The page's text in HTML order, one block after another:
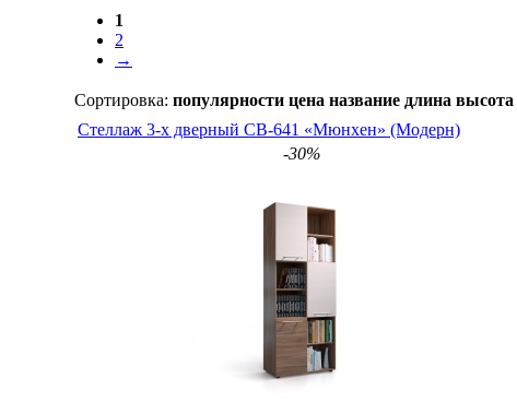
1
2
→
Сортировка: популярности цена название длина высота
Стеллаж 3-х дверный СВ-641 «Мюнхен» (Модерн)
-30%